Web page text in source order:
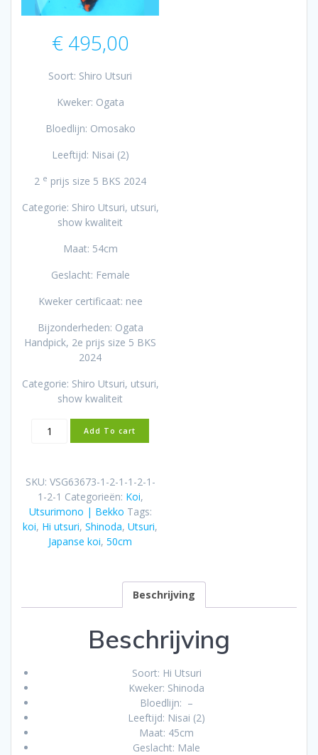
€495,00
Soort: Shiro Utsuri
Kweker: Ogata
Bloedlijn: Omosako
Leeftijd: Nisai (2)
2 e prijs size 5 BKS 2024
Categorie: Shiro Utsuri, utsuri,
show kwaliteit
Maat: 54cm
Geslacht: Female
Kweker certificaat: nee
Bijzonderheden: Ogata
Handpick, 2e prijs size 5 BKS
2024
Categorie: Shiro Utsuri, utsuri,
show kwaliteit
Hi
utsuri
Male
aantal
Add To cart
SKU: VSG63673-1-2-1-1-2-1-
1-2-1 Categorieën: Koi,
Utsurimono | Bekko Tags:
koi, Hi utsuri, Shinoda, Utsuri,
Japanse koi, 50cm
Beschrijving
Beschrijving
Soort: Hi Utsuri
Kweker: Shinoda
Bloedlijn: –
Leeftijd: Nisai (2)
Maat: 45cm
Geslacht: Male